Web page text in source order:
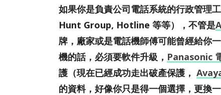
如果你是負責公司電話系統的行政管理
Hunt Group, Hotline 等等），不管是
牌，廠家或是電話機師傅可能曾經給你
機的話，必須要軟件升級， Panasonic
護（現在已經成功走出破產保護，
的資料，好像你只是得一個選擇，更換